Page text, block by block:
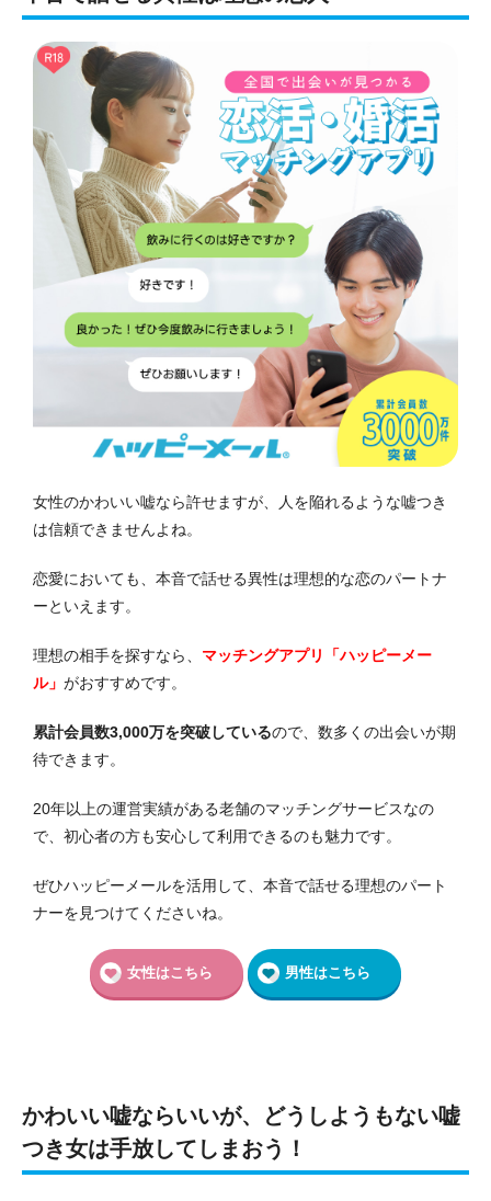
女性のかわいい嘘なら許せますが、人を陥れるような嘘つき
は信頼できませんよね。
恋愛においても、本音で話せる異性は理想的な恋のパートナ
ーといえます。
理想の相手を探すなら、 マッチングアプリ「ハッピーメー
ル」 がおすすめです。
累計会員数3,000万を突破しているので、数多くの出会いが期
待できます。
20年以上の運営実績がある老舗のマッチングサービスなの
で、初心者の方も安心して利用できるのも魅力です。
ぜひハッピーメールを活用して、本音で話せる理想のパート
ナーを見つけてくださいね。
女性はこちら 男性はこちら
かわいい嘘ならいいが、どうしようもない嘘
つき女は手放してしまおう！